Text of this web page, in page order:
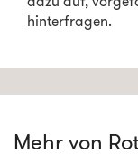
hinterfragen.
Mehr von